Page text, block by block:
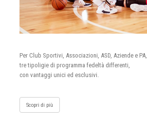
Per Club Sportivi, Associazioni, ASD, Aziende e PA,
tre tipoligie di programma fedeltà differenti,
con vantaggi unici ed esclusivi.
Scopri di più